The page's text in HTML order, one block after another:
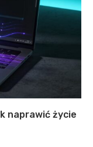
naprawić życie